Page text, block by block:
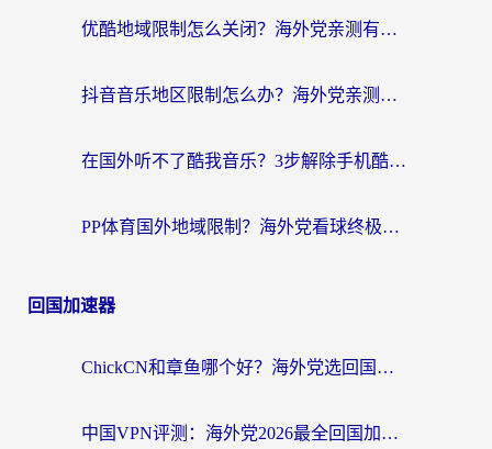
优酷地域限制怎么关闭？海外党亲测有效的追剧加速器选择指南
抖音音乐地区限制怎么办？海外党亲测有效的听歌自由指南
在国外听不了酷我音乐？3步解除手机酷我音乐海外限制，附实测好用加速器
PP体育国外地域限制？海外党看球终极方案：从欧洲杯到奥运会，中文解说不卡顿！
回国加速器
ChickCN和章鱼哪个好？海外党选回国加速器的3个关键维度 + 实用避坑指南
中国VPN评测：海外党2026最全回国加速器选择指南，告别地区限制不踩坑